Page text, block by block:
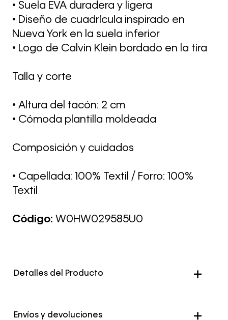
• Suela EVA duradera y ligera
• Diseño de cuadrícula inspirado en
Nueva York en la suela inferior
• Logo de Calvin Klein bordado en la tira
Talla y corte
• Altura del tacón: 2 cm
• Cómoda plantilla moldeada
Composición y cuidados
• Capellada: 100% Textil / Forro: 100%
Textil
Código: W0HW029585U0
Detalles del Producto
Envíos y devoluciones